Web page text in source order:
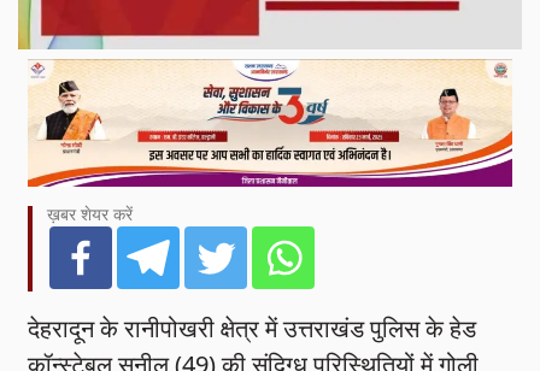
ख़बर शेयर करें
देहरादून के रानीपोखरी क्षेत्र में उत्तराखंड पुलिस के हेड